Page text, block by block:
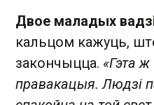
Двое маладых
кальцом кажуць,
закончыцца. «Гэта
правакацыя. Людзі